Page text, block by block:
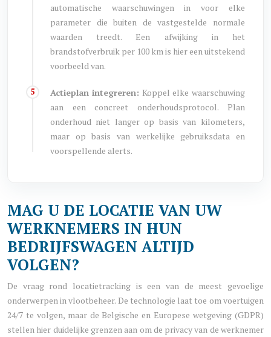
automatische waarschuwingen in voor elke
parameter die buiten de vastgestelde normale
waarden treedt. Een afwijking in het
brandstofverbruik per 100 km is hier een uitstekend
voorbeeld van.
Actieplan integreren: Koppel elke waarschuwing
aan een concreet onderhoudsprotocol. Plan
onderhoud niet langer op basis van kilometers,
maar op basis van werkelijke gebruiksdata en
voorspellende alerts.
MAG U DE LOCATIE VAN UW
WERKNEMERS IN HUN
BEDRIJFSWAGEN ALTIJD
VOLGEN?
De vraag rond locatietracking is een van de meest gevoelige
onderwerpen in vlootbeheer. De technologie laat toe om voertuigen
24/7 te volgen, maar de Belgische en Europese wetgeving (GDPR)
stellen hier duidelijke grenzen aan om de privacy van de werknemer